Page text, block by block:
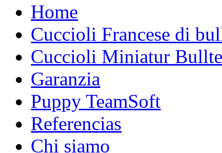
Home
Cuccioli Francese di
Cuccioli Miniatur
Garanzia
Puppy TeamSoft
Referencias
Chi siamo